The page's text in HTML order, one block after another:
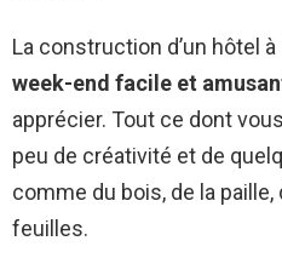
La construction d’un hôtel
week-end facile et
apprécier. Tout ce dont
peu de créativité et de
comme du bois, de la
feuilles.